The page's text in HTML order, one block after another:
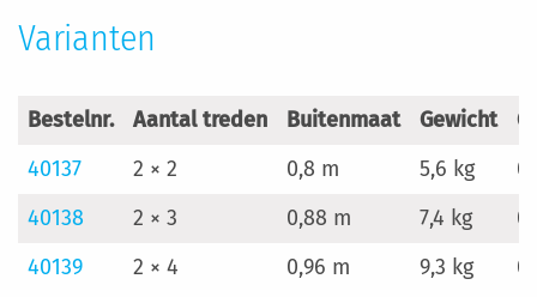
Varianten
Bestelnr. Aantal treden Buitenmaat Gewicht
40137
2 × 2 0,8 m 5,6 kg
40138
2 × 3 0,88 m 7,4 kg
40139
2 × 4 0,96 m 9,3 kg